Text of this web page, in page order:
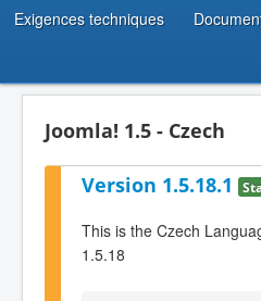
Exigences techniques
Joomla! 1.5 - Czech
Version 1.5.18.1
This is the Czech
1.5.18